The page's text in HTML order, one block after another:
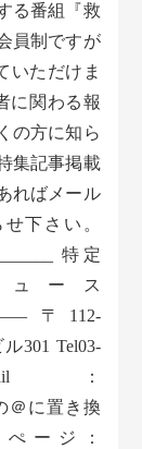
る番組『救
員制ですが
いただけま
に関わる報
の方に知ら
集記事掲載
ればメール
下さい。
特定
ース
〒112-
301 Tel03-
email：
＠に置き換
ージ：